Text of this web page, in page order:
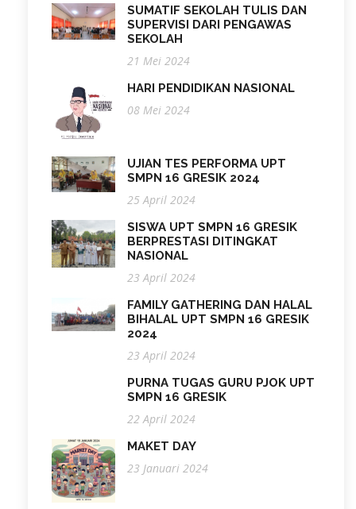
SUMATIF SEKOLAH TULIS DAN
SUPERVISI DARI PENGAWAS
SEKOLAH
21 Mei 2024
HARI PENDIDIKAN NASIONAL
08 Mei 2024
UJIAN TES PERFORMA UPT
SMPN 16 GRESIK 2024
25 April 2024
SISWA UPT SMPN 16 GRESIK
BERPRESTASI DITINGKAT
NASIONAL
23 April 2024
FAMILY GATHERING DAN HALAL
BIHALAL UPT SMPN 16 GRESIK
2024
23 April 2024
PURNA TUGAS GURU PJOK UPT
SMPN 16 GRESIK
22 April 2024
MAKET DAY
23 Januari 2024